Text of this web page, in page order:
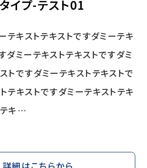
イプ-テスト01
テキストテキストですダミーテキ
ダミーテキストテキストですダミ
トですダミーテキストテキストで
テキストですダミーテキストテキ
テキ…
詳細はこちらから